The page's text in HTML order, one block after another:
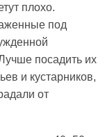
плохо.
под
посадить их
и кустарников,
от